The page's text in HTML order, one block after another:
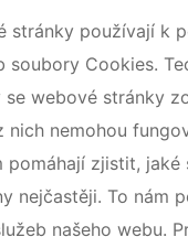
stránky používají k
soubory Cookies.
se webové stránky
nich nemohou
pomáhají zjistit, jaké
nejčastěji. To nám
našeho webu.